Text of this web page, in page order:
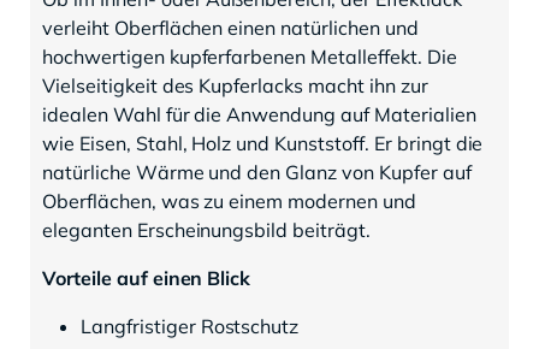
verleiht Oberflächen einen natürlichen und
hochwertigen kupferfarbenen Metalleffekt. Die
Vielseitigkeit des Kupferlacks macht ihn zur
idealen Wahl für die Anwendung auf Materialien
wie Eisen, Stahl, Holz und Kunststoff. Er bringt die
natürliche Wärme und den Glanz von Kupfer auf
Oberflächen, was zu einem modernen und
eleganten Erscheinungsbild beiträgt.
Vorteile auf einen Blick
Langfristiger Rostschutz